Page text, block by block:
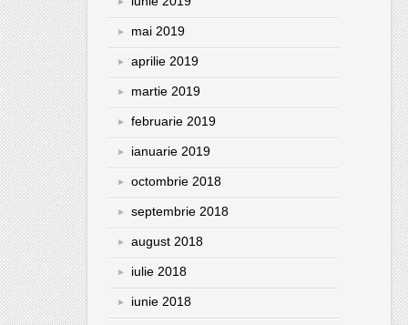
mai 2019
aprilie 2019
martie 2019
februarie 2019
ianuarie 2019
octombrie 2018
septembrie 2018
august 2018
iulie 2018
iunie 2018